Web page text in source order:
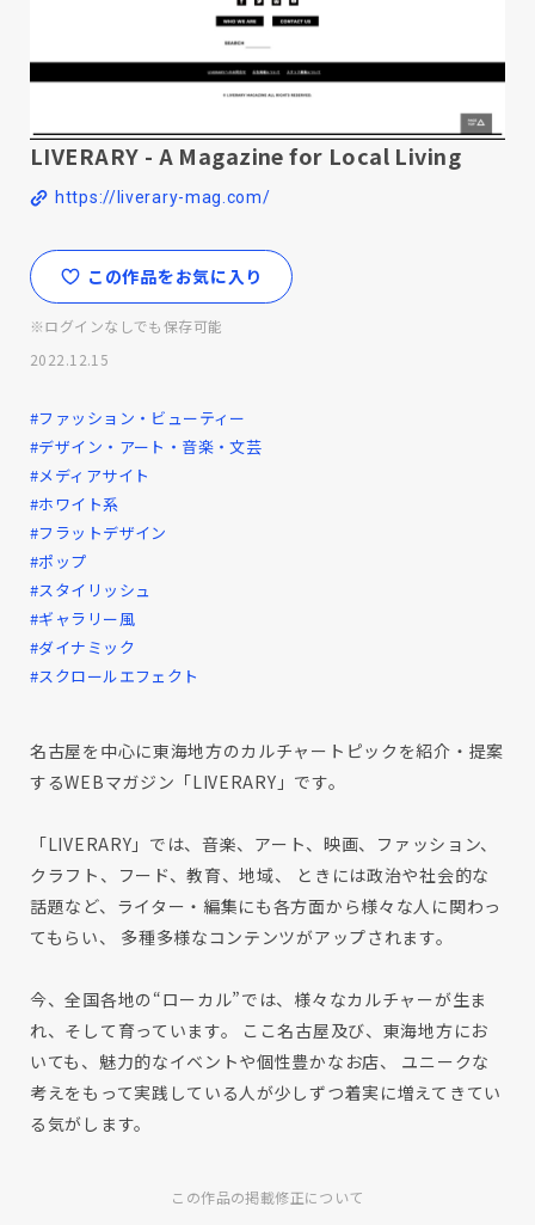
LIVERARY - A Magazine for Local Living
https://liverary-mag.com/
この作品をお気に入り
※ログインなしでも保存可能
2022.12.15
#ファッション・ビューティー
#デザイン・アート・音楽・文芸
#メディアサイト
#ホワイト系
#フラットデザイン
#ポップ
#スタイリッシュ
#ギャラリー風
#ダイナミック
#スクロールエフェクト
名古屋を中心に東海地方のカルチャートピックを紹介・提案
するWEBマガジン「LIVERARY」です。
「LIVERARY」では、音楽、アート、映画、ファッション、
クラフト、フード、教育、地域、 ときには政治や社会的な
話題など、ライター・編集にも各方面から様々な人に関わっ
てもらい、 多種多様なコンテンツがアップされます。
今、全国各地の“ローカル”では、様々なカルチャーが生ま
れ、そして育っています。 ここ名古屋及び、東海地方にお
いても、魅力的なイベントや個性豊かなお店、 ユニークな
考えをもって実践している人が少しずつ着実に増えてきてい
る気がします。
この作品の掲載修正について